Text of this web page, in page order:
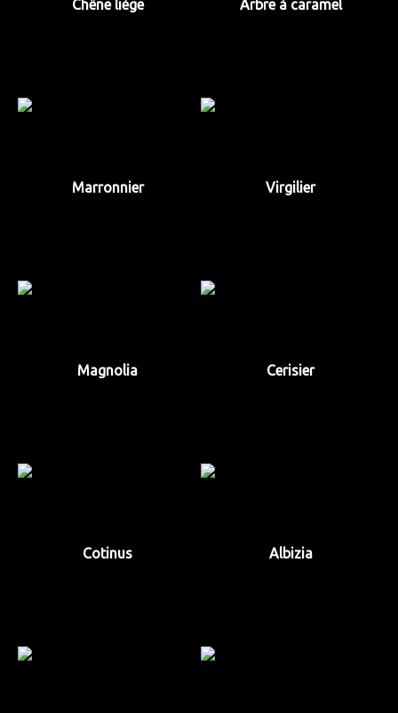
Chêne liège Arbre à caramel
Marronnier Virgilier
Magnolia Cerisier
Cotinus Albizia